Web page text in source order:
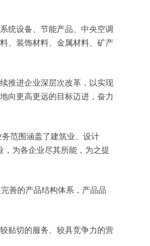
统设备、节能产品、中央空调
、装饰材料、金属材料、矿产
推进企业深层次改革，以实现
向更高更远的目标迈进，奋力
范围涵盖了建筑业、设计
为各企业尽其所能，为之提
善的产品结构体系，产品品
贴切的服务、较具竞争力的营